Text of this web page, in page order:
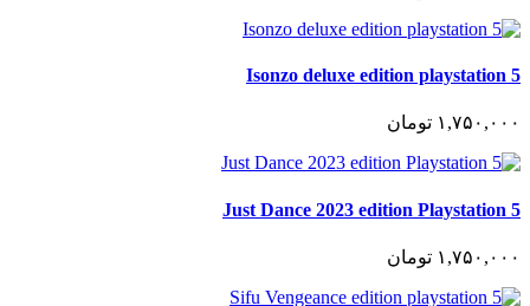
Isonzo deluxe edition playstation 5
١,٧۵٠,٠٠٠ تومان
Just Dance 2023 edition Playstation 5
١,٧۵٠,٠٠٠ تومان